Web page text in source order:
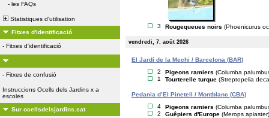
- les FAQs
Statistiques d'utilisation
Fitxes d'identificació
- Fitxes d'identificació
- Fitxes de confusió
Instruccions Ocells dels Jardins x a
escoles
Sur ocellsdelsjardins.cat
3 Rougequeues noirs (Phoenicurus
vendredi, 7. août 2026
El Jardí de la Mechi / Barcelona (BAR)
2
Pigeons ramiers (Columba
1
Tourterelle turque (Streptopelia
Pedania d’El Pinetell / Montblanc (CBA)
4
Pigeons ramiers (Columba
2
Guêpiers d'Europe (Merops apiaster)